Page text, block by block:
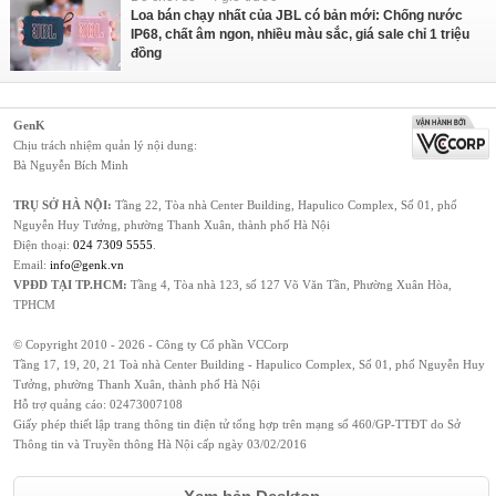
Loa bán chạy nhất của JBL có bản mới: Chống nước
IP68, chất âm ngon, nhiều màu sắc, giá sale chỉ 1 triệu
đồng
GenK
Chịu trách nhiệm quản lý nội dung:
Bà Nguyễn Bích Minh
TRỤ SỞ HÀ NỘI: Tầng 22, Tòa nhà Center Building, Hapulico Complex, Số 01, phố
Nguyễn Huy Tưởng, phường Thanh Xuân, thành phố Hà Nội
Điện thoại: 024 7309 5555
Email: info@genk.vn
VPĐD TẠI TP.HCM: Tầng 4, Tòa nhà 123, số 127 Võ Văn Tần, Phường Xuân Hòa,
TPHCM
© Copyright 2010 - 2026 - Công ty Cổ phần VCCorp
Tầng 17, 19, 20, 21 Toà nhà Center Building - Hapulico Complex, Số 01, phố Nguyễn Huy
Tưởng, phường Thanh Xuân, thành phố Hà Nội
Hỗ trợ quảng cáo: 02473007108
Giấy phép thiết lập trang thông tin điện tử tổng hợp trên mạng số 460/GP-TTĐT do Sở
Thông tin và Truyền thông Hà Nội cấp ngày 03/02/2016